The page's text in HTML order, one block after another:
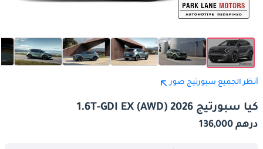
أنظر الجميع سبورتيج صور
كيا سبورتيج 1.6T-GDI EX (AWD) 2026
درهم 136,000